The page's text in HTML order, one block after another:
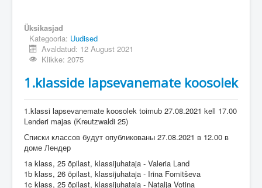
Üksikasjad
Kategooria: Uudised
Avaldatud: 12 August 2021
Klikke: 2075
1.klasside lapsevanemate koosolek
1.klassi lapsevanemate koosolek toimub 27.08.2021 kell 17.00
Lenderi majas (Kreutzwaldi 25)
Списки классов будут опубликованы 27.08.2021 в 12.00 в
доме Лендер
1a klass, 25 õpilast, klassijuhataja - Valeria Land
1b klass, 26 õpilast, klassijuhataja - Irina Fomitševa
1c klass, 25 õpilast, klassijuhataja - Natalja Votina